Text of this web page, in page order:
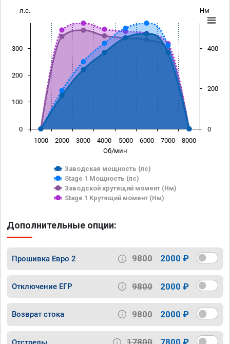
Об/мин
л.с. Нм
Заводская мощность (лс)
Stage 1 Мощность (лс)
Заводской крутящий момент (Нм)
Stage 1 Крутящий момент (Нм)
1000 2000 3000 4000 5000 6000 7000 8000
0
100
200
300
0
200
400
Дополнительные опции:
Прошивка Евро 2 9800 2000 ₽
Отключение ЕГР 9800 2000 ₽
Возврат стока 9800 2000 ₽